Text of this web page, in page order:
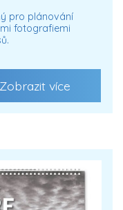
pro plánování
fotografiemi
Zobrazit více